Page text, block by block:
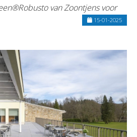
van Zoontjens voor
15-01-2025